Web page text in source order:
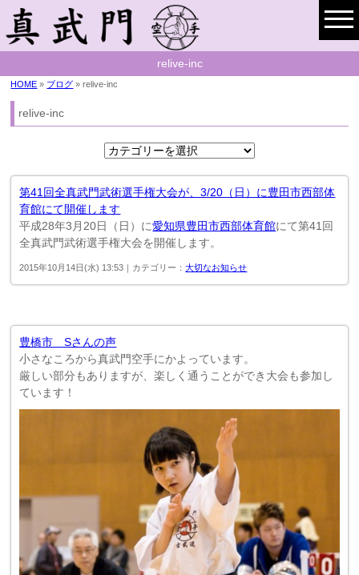
relive-inc
HOME » ブログ » relive-inc
relive-inc
第41回全真武門武術選手権大会が、3/20（日）に豊田市西部体
育館にて開催します
平成28年3月20日（日）に愛知県豊田市西部体育館にて第41回
全真武門武術選手権大会を開催します。
2015年10月14日(水) 13:53｜カテゴリー：大切なお知らせ
豊橋市 Sさんの声
小さなころから真武門空手にかよっています。
厳しい部分もありますが、楽しく通うことができ大会も参加し
ています！